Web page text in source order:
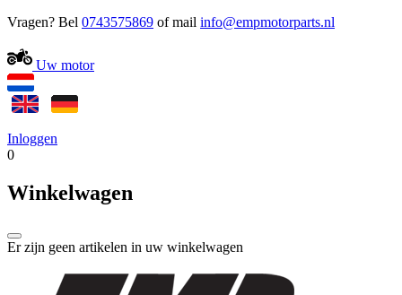
Vragen? Bel 0743575869 of mail
Uw motor
Inloggen
0
Winkelwagen
Er zijn geen artikelen in uw winkelwagen